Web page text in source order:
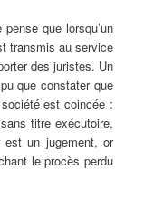
que lorsqu’un
transmis au service
des juristes. Un
que constater que
est coincée :
titre exécutoire,
est un jugement, or
le procès perdu